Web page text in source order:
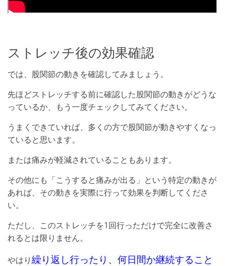
ストレッチ後の効果確認
では、股関節の動きを確認してみましょう。
先ほどストレッチする前に確認した股関節の動きがどうな
っているか、もう一度チェックしてみてください。
うまくできていれば、多くの方で股関節が動きやすくなっ
ていると思います。
または痛みが軽減されていることもあります。
その他にも「こうすると痛みが出る」という特定の動きが
あれば、その動きを実際に行って効果を判断してくださ
い。
ただし、このストレッチを1回行っただけで完全に改善さ
れるとは限りません。
やはり繰り返し行ったり、何日間か継続すること